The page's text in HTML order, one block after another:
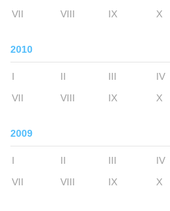
VII
VIII IX X
2010
I II III IV
VII
VIII IX X
2009
I II III IV
VII
VIII IX X